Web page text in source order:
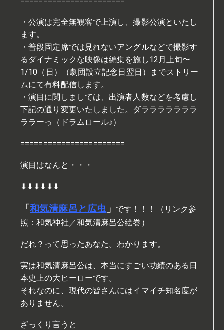
・公演は完全無観客で上演し、撮影公演といたし
ます。
・普段固定席では見れないアングルなどで撮影す
るダイナミックな映像は編集を施し12月上旬〜
1/10（日）（劇団設立記念日翌日）までストリー
ムにて有料配信します。
・演目に関しましては、出演者人数などを考慮し
下記の通り変更いたしました。ダラララララララ
ララーっ（ドラムロール♪）
=======================
演目はなんと・・・
⬇︎⬇︎⬇︎⬇︎⬇︎⬇︎
「和気清麻呂と広虫 」 です！！！（リンク参
照：和気神社／和気清麻呂公絵巻）
だれ？って思ったあなた。わかります。
実は和気清麻呂公は、本当にすごい功績のある日
本史上の大ヒーローです。
それなのに、現代の皆さんにはイマイチ知名度が
ありません。
ざっくり言うと